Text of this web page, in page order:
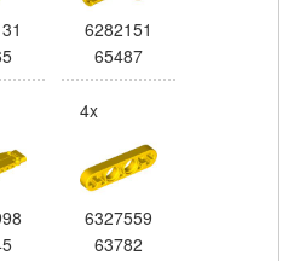
6282151
65487
4x
6327559
63782